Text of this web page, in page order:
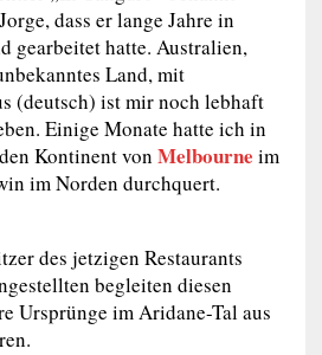
dass er lange Jahre in
gearbeitet hatte. Australien,
Land, mit
(deutsch) ist mir noch lebhaft
Einige Monate hatte ich in
Kontinent von Melbourne im
im Norden durchquert.
des jetzigen Restaurants
begleiten diesen
Ursprünge im Aridane-Tal aus